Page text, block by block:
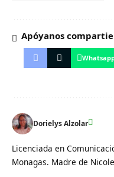
Apóyanos
Dorielys Alzolar
Licenciada en
Monagas. Madre de